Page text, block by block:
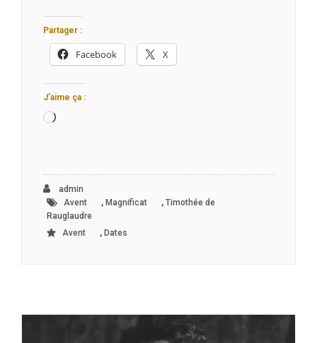
Partager :
Facebook X
J’aime ça :
Chargement…
admin
Avent
, Magnificat , Timothée de
Rauglaudre
Avent
, Dates